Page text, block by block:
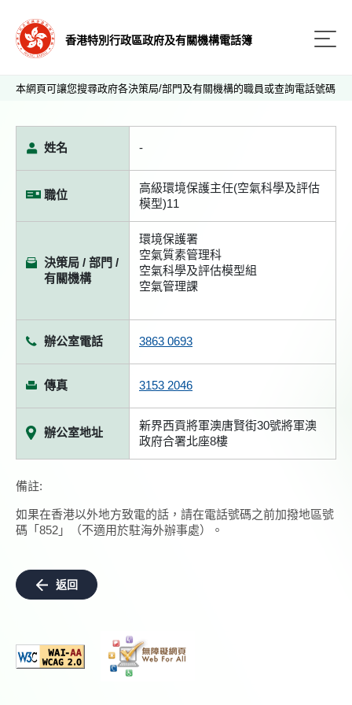
香港特別行政區政府及有關機構電話簿
本網頁可讓您搜尋政府各決策局/部門及有關機構的職員或查詢電話號碼
姓名 -
職位
高級環境保護主任(空氣科學及評估
模型)11
決策局 / 部門 /
有關機構
環境保護署
空氣質素管理科
空氣科學及評估模型組
空氣管理課
辦公室電話 3863 0693
傳真 3153 2046
辦公室地址
新界西貢將軍澳唐賢街30號將軍澳
政府合署北座8樓
備註:
如果在香港以外地方致電的話，請在電話號碼之前加撥地區號
碼「852」（不適用於駐海外辦事處）。
返回